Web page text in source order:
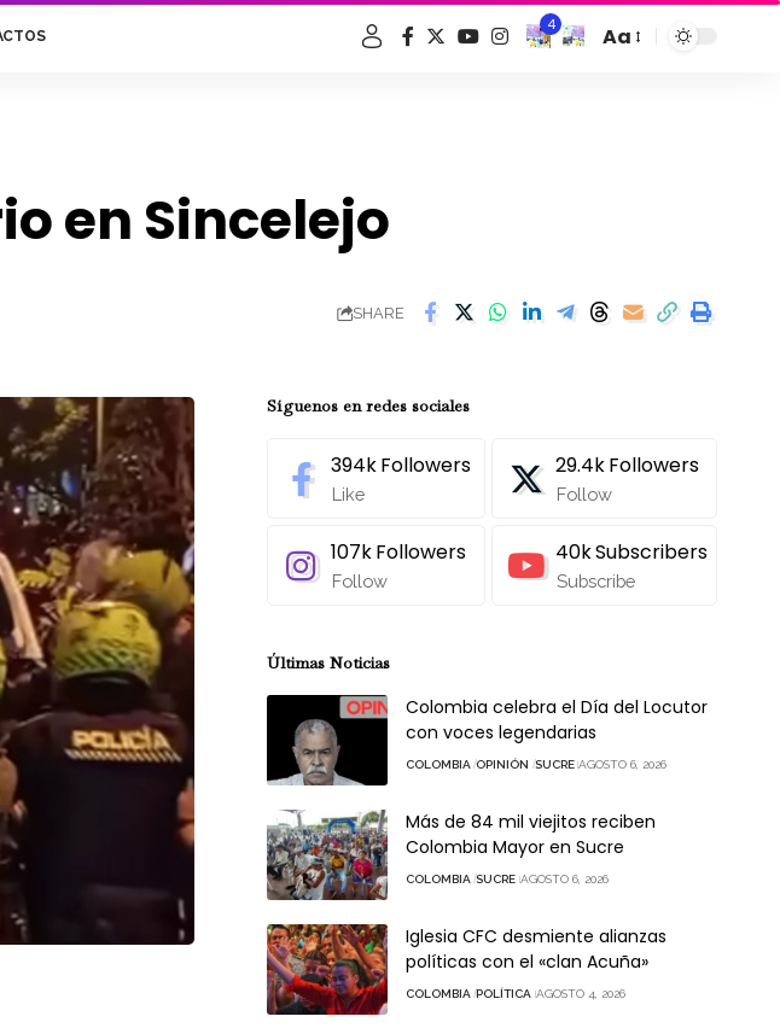
4
Font
Aa
en Sincelejo
SHARE
Síguenos en redes sociales
394kFollowers
Like
29.4kFollowers
Follow
107kFollowers
Follow
40kSubscribers
Subscribe
Últimas Noticias
Colombia celebra el Día del Locutor
con voces legendarias
COLOMBIA OPINIÓN SUCRE AGOSTO 6, 2026
Más de 84 mil viejitos reciben
Colombia Mayor en Sucre
COLOMBIA SUCRE AGOSTO 6, 2026
Iglesia CFC desmiente alianzas
políticas con el «clan Acuña»
COLOMBIA POLÍTICA AGOSTO 4, 2026